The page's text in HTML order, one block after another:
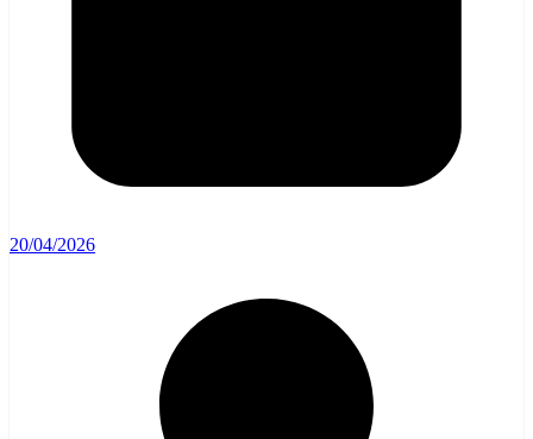
20/04/2026